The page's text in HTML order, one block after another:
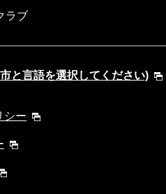
ラブ
と言語を選択してください)
シー